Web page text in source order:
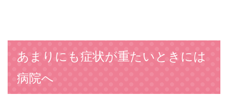
あまりにも症状が重たいときには
病院へ